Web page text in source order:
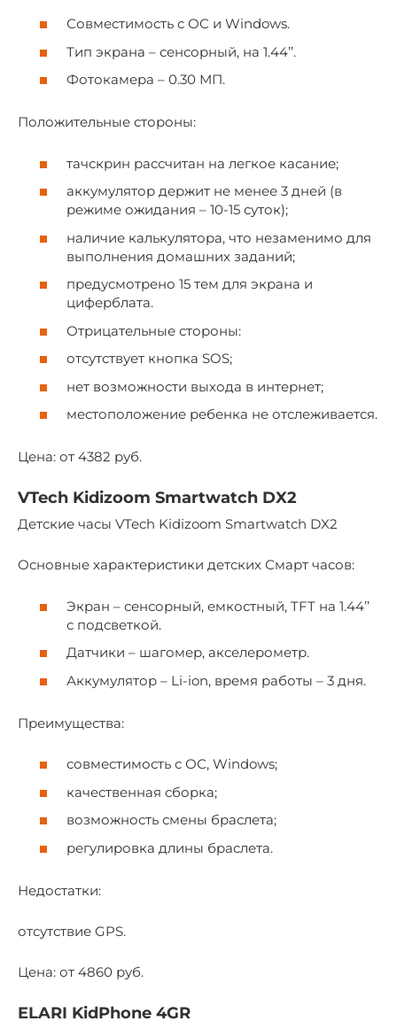
Совместимость с ОС и Windows.
Тип экрана – сенсорный, на 1.44’’.
Фотокамера – 0.30 МП.
Положительные стороны:
тачскрин рассчитан на легкое касание;
аккумулятор держит не менее 3 дней (в
режиме ожидания – 10-15 суток);
наличие калькулятора, что незаменимо для
выполнения домашних заданий;
предусмотрено 15 тем для экрана и
циферблата.
Отрицательные стороны:
отсутствует кнопка SOS;
нет возможности выхода в интернет;
местоположение ребенка не отслеживается.
Цена: от 4382 руб.
VTech Kidizoom Smartwatch DX2
Детские часы VTech Kidizoom Smartwatch DX2
Основные характеристики детских Смарт часов:
Экран – сенсорный, емкостный, TFT на 1.44’’
с подсветкой.
Датчики – шагомер, акселерометр.
Аккумулятор – Li-ion, время работы – 3 дня.
Преимущества:
совместимость с ОС, Windows;
качественная сборка;
возможность смены браслета;
регулировка длины браслета.
Недостатки:
отсутствие GPS.
Цена: от 4860 руб.
ELARI KidPhone 4GR